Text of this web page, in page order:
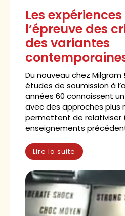
Les
l’épreuve des
des variantes
Du nouveau chez Milgram
études de soumission à
années 60 connaissent
avec des approches plus
permettent de relativiser
enseignements
Lire la suite